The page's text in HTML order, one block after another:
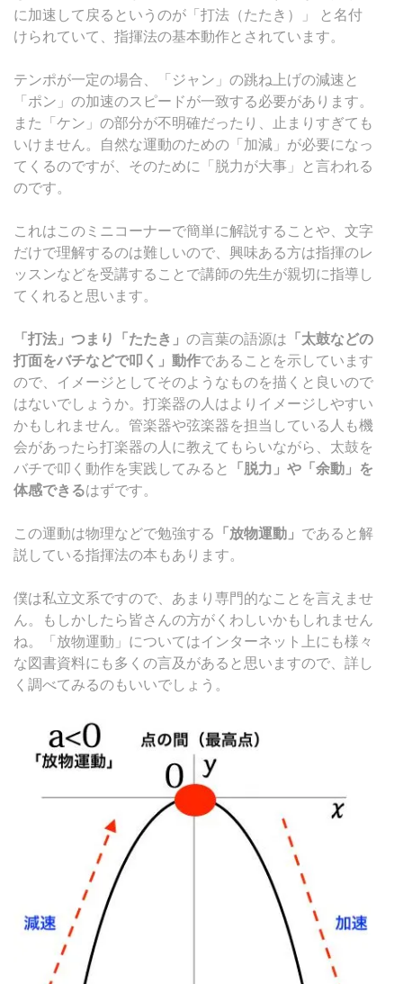
に加速して戻るというのが「打法（たたき）」 と名付
けられていて、指揮法の基本動作とされています。
テンポが一定の場合、「ジャン」の跳ね上げの減速と
「ポン」の加速のスピードが一致する必要があります。
また「ケン」の部分が不明確だったり、止まりすぎても
いけません。自然な運動のための「加減」が必要になっ
てくるのですが、そのために「脱力が大事」と言われる
のです。
これはこのミニコーナーで簡単に解説することや、文字
だけで理解するのは難しいので、興味ある方は指揮のレ
ッスンなどを受講することで講師の先生が親切に指導し
てくれると思います。
「打法」つまり「たたき」 の言葉の語源は 「太鼓などの
打面をバチなどで叩く」動作であることを示しています
ので、イメージとしてそのようなものを描くと良いので
はないでしょうか。打楽器の人はよりイメージしやすい
かもしれません。管楽器や弦楽器を担当している人も機
会があったら打楽器の人に教えてもらいながら、太鼓を
バチで叩く動作を実践してみると
「脱力」や「余動」を
体感できるはずです。
この運動は物理などで勉強する 「放物運動」 であると解
説している指揮法の本もあります。
僕は私立文系ですので、あまり専門的なことを言えませ
ん。もしかしたら皆さんの方がくわしいかもしれません
ね。「放物運動」についてはインターネット上にも様々
な図書資料にも多くの言及があると思いますので、詳し
く調べてみるのもいいでしょう。